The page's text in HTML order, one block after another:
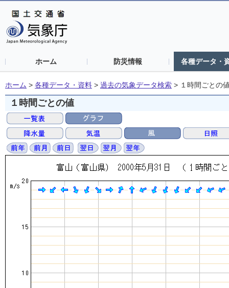
ホーム 防災情報 各種データ・
ホーム > 各種データ・資料 > 過去の気象データ検索 > １時間ごとの
１時間ごとの値